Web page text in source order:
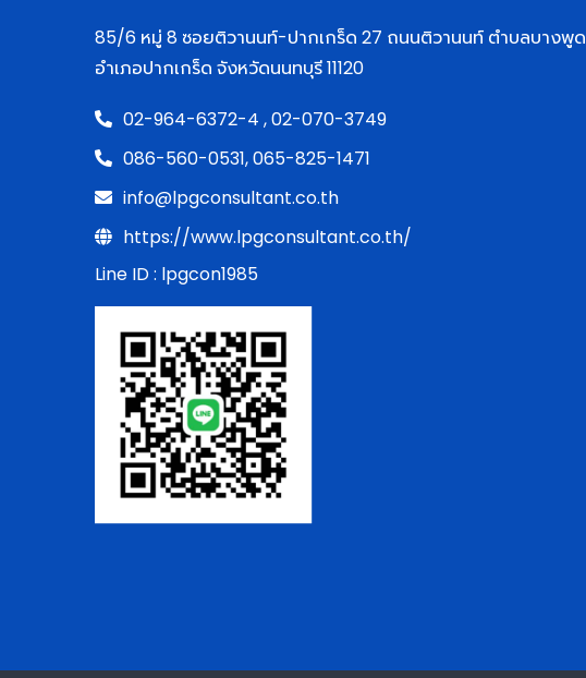
85/6 หมู่ 8 ซอยติวานนท์-ปากเกร็ด 27 ถนนติวานนท์ ตำบลบางพูด
อำเภอปากเกร็ด จังหวัดนนทบุรี 11120
02-964-6372-4 ,02-070-3749
086-560-0531,065-825-1471
info@lpgconsultant.co.th
https://www.lpgconsultant.co.th/
Line ID : lpgcon1985